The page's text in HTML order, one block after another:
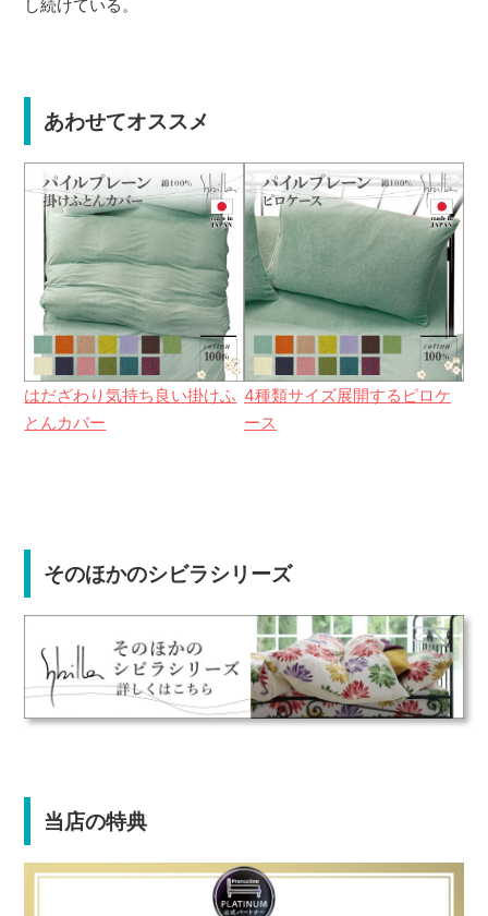
し続けている。
あわせてオススメ
はだざわり気持ち良い掛けふ
とんカバー
4種類サイズ展開するピロケ
ース
そのほかのシビラシリーズ
当店の特典